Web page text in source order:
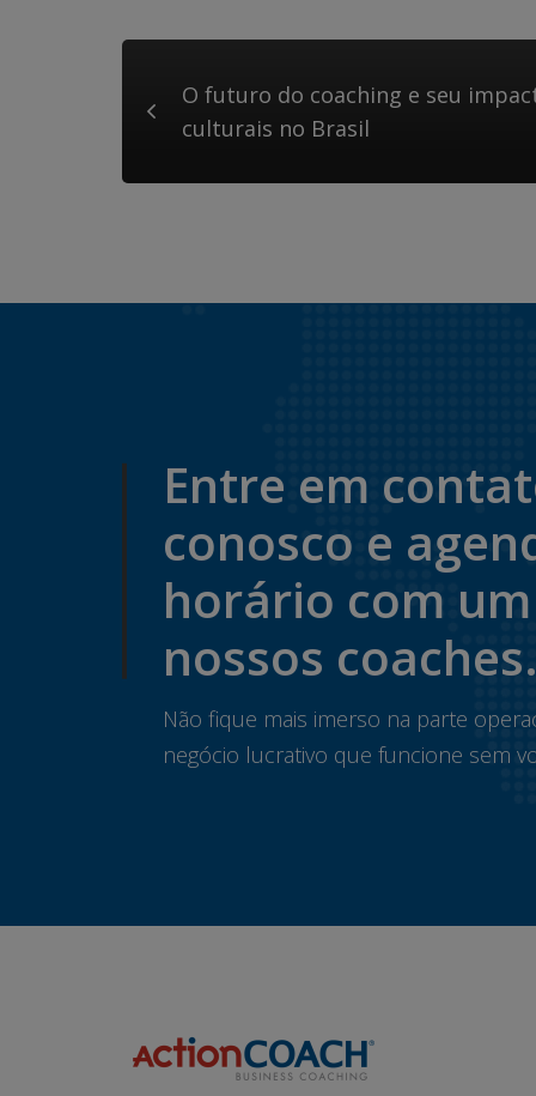
O futuro do coaching e seu
culturais no Brasil
Entre em
conosco e
horário com
nossos coaches.
Não fique mais imerso na parte
negócio lucrativo que funcione sem